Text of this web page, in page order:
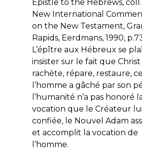
Epistle to the Hebrews,
New International
on the New Testament,
Rapids, Eerdmans, 1990,
L’épître aux Hébreux se
insister sur le fait que Christ
rachète, répare, restaure,
l’homme a gâché par son
l’humanité n’a pas honoré
vocation que le Créateur
confiée, le Nouvel Adam
et accomplit la vocation de
l’homme.